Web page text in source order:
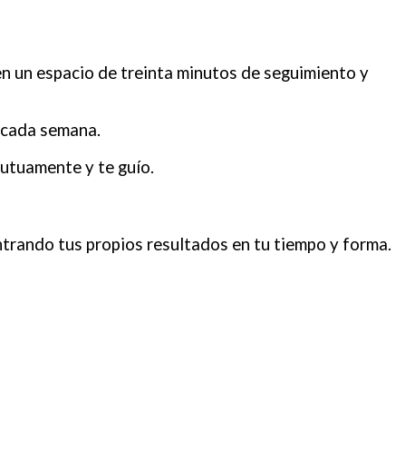
un espacio de treinta minutos de seguimiento y
semana.
y te guío.
tus propios resultados en tu tiempo y forma.